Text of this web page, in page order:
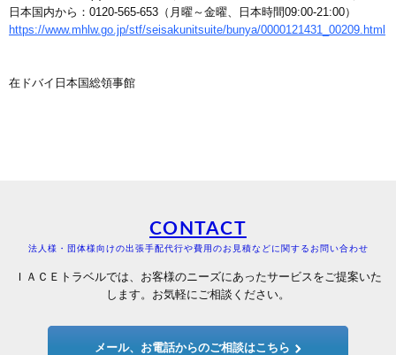
日本国内から：0120-565-653（月曜～金曜、日本時間09:00-21:00）
https://www.mhlw.go.jp/stf/seisakunitsuite/bunya/0000121431_00209.html
在ドバイ日本国総領事館
CONTACT
法人様・団体様向けの出張手配代行や費用のお見積などに関するお問い合わせ
ＩＡＣＥトラベルでは、お客様のニーズにあったサービスをご提案いた
します。お気軽にご相談ください。
メール、お電話からのご相談はこちら